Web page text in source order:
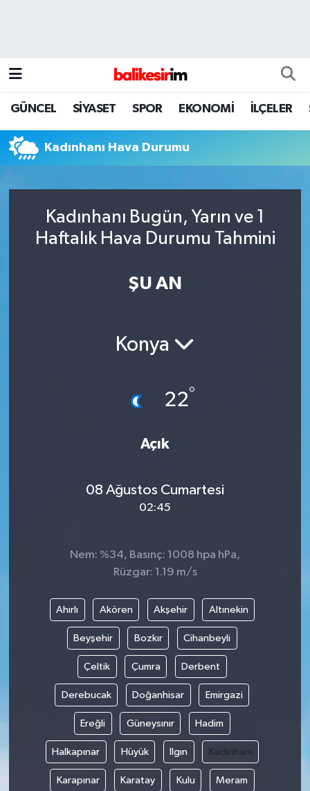
GÜNCEL SİYASET SPOR EKONOMİ İLÇELER
Kadınhanı Hava Durumu
Kadınhanı Bugün, Yarın ve 1
Haftalık Hava Durumu Tahmini
ŞU AN
Konya
22°
Açık
08 Ağustos Cumartesi
02:45
Nem: %34, Basınç: 1008 hpa hPa,
Rüzgar: 1.19 m/s
Ahırlı Akören Akşehir Altınekin
Beyşehir Bozkır Cihanbeyli
Çeltik Çumra Derbent
Derebucak Doğanhisar Emirgazi
Ereğli Güneysınır Hadim
Halkapınar Hüyük Ilgın Kadınhanı
Karapınar Karatay Kulu Meram